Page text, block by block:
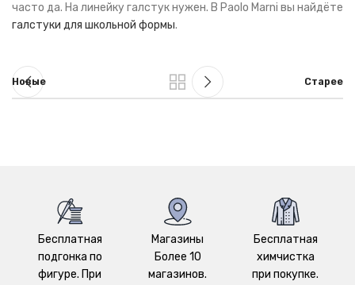
часто да. На линейку галстук нужен. В Paolo Marni вы найдёте
галстуки для школьной формы.
Новые Старее
Бесплатная
подгонка по
фигуре. При
Магазины
Более 10
магазинов.
Бесплатная
химчистка
при покупке.